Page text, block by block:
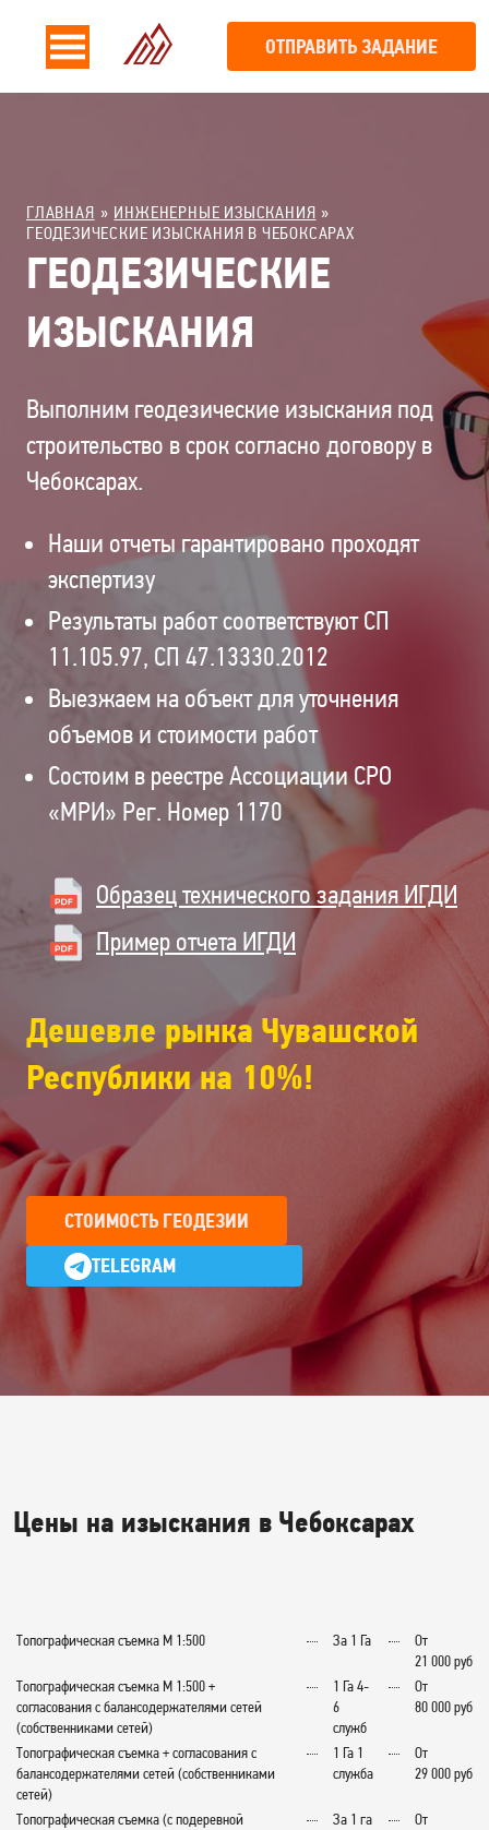
ОТПРАВИТЬ ЗАДАНИЕ
ГЛАВНАЯ
ИНЖЕНЕРНЫЕ ИЗЫСКАНИЯ
ГЕОДЕЗИЧЕСКИЕ ИЗЫСКАНИЯ В ЧЕБОКСАРАХ
ГЕОДЕЗИЧЕСКИЕ
ИЗЫСКАНИЯ
Выполним геодезические изыскания под
строительство в срок согласно договору в
Чебоксарах.
Наши отчеты гарантировано проходят
экспертизу
Результаты работ соответствуют СП
11.105.97, СП 47.13330.2012
Выезжаем на объект для уточнения
объемов и стоимости работ
Состоим в реестре Ассоциации СРО
«МРИ» Рег. Номер 1170
Образец технического задания ИГДИ
Пример отчета ИГДИ
Дешевле рынка Чувашской
Республики на 10%!
СТОИМОСТЬ ГЕОДЕЗИИ
TELEGRAM
Цены на изыскания в Чебоксарах
Топографическая съемка М 1:500 За 1 Га
От
21 000 руб
Топографическая съемка М 1:500 +
согласования с балансодержателями сетей
(собственниками сетей)
1 Га 4-
6
служб
От
80 000 руб
Топографическая съемка + согласования с
балансодержателями сетей (собственниками
сетей)
1 Га 1
служба
От
29 000 руб
Топографическая съемка (с подеревной
За 1 га
От